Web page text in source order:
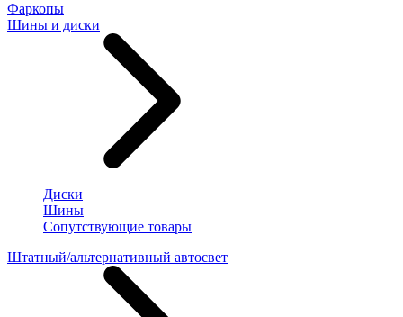
Фаркопы
Шины и диски
Диски
Шины
Сопутствующие товары
Штатный/альтернативный автосвет